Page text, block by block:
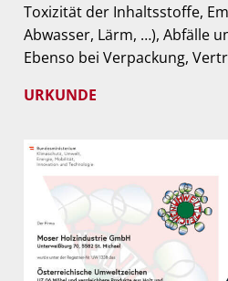
Toxizität der Inhaltsstoffe,
Abwasser, Lärm, …), Abfälle
Ebenso bei Verpackung,
URKUNDE